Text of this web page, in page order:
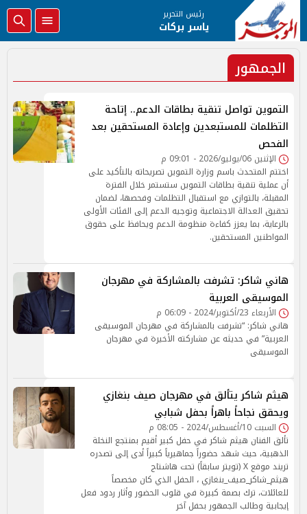
رئيس التحرير
ياسر بركات
الجمهور
التموين تواصل تنقية بطاقات الدعم.. إتاحة
التظلمات للمستبعدين وإعادة المستحقين بعد
الفحص
الإثنين 06/يوليو/2026 - 09:01 م
اختتم المتحدث باسم وزارة التموين تصريحاته بالتأكيد على
أن عملية تنقية بطاقات التموين ستستمر خلال الفترة
المقبلة، بالتوازي مع استقبال التظلمات وفحصها، لضمان
تحقيق العدالة الاجتماعية وتوجيه الدعم إلى الفئات الأولى
بالرعاية، بما يعزز كفاءة منظومة الدعم ويحافظ على حقوق
المواطنين المستحقين.
هاني شاكر: تشرفت بالمشاركة في مهرجان
الموسيقى العربية
الأربعاء 23/أكتوبر/2024 - 06:09 م
هاني شاكر: “تشرفت بالمشاركة في مهرجان الموسيقى
العربية” في حديثه عن مشاركته الأخيرة في مهرجان
الموسيقى
هيثم شاكر يتألق في مهرجان صيف بنغازي
ويحقق نجاحاً باهراً بحفل شبابي
السبت 10/أغسطس/2024 - 08:05 م
تألق الفنان هيثم شاكر في حفل كبير أقيم بمنتجع النخلة
الذهبية، حيث شهد حضوراً جماهيرياً كبيراً أدى إلى تصدره
تريند موقع X (تويتر سابقاً) تحت هاشتاج
هيثم_شاكر_صيف_بنغازي ، الحفل الذي كان مخصصاً
للعائلات، ترك بصمة كبيرة في قلوب الحضور وأثار ردود فعل
إيجابية وطالب الجمهور بحفل آخر